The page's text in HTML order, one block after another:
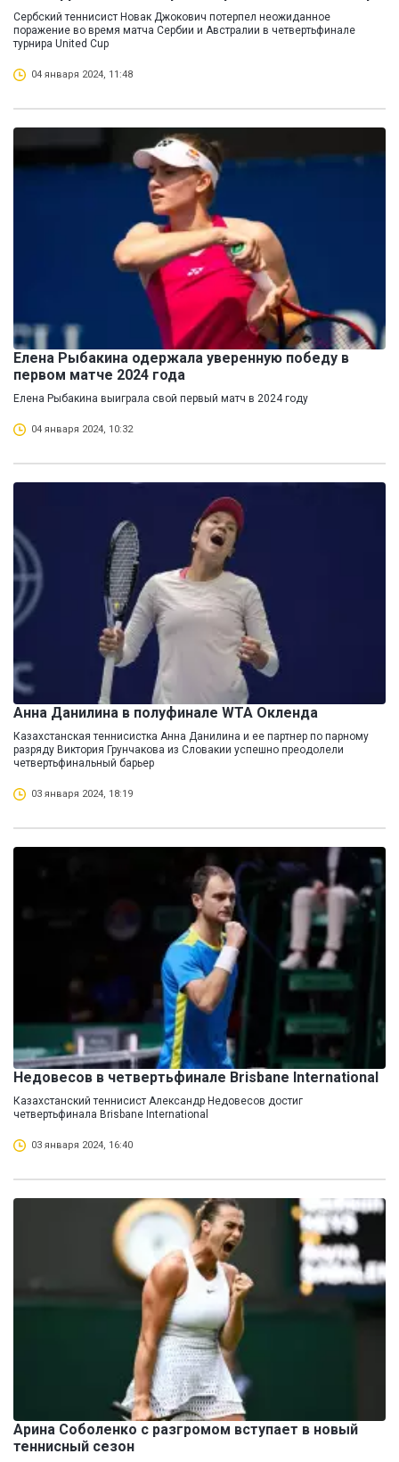
Сербский теннисист Новак Джокович потерпел неожиданное
поражение во время матча Сербии и Австралии в четвертьфинале
турнира United Cup
04 января 2024, 11:48
Елена Рыбакина одержала уверенную победу в
первом матче 2024 года
Елена Рыбакина выиграла свой первый матч в 2024 году
04 января 2024, 10:32
Анна Данилина в полуфинале WTA Окленда
Казахстанская теннисистка Анна Данилина и ее партнер по парному
разряду Виктория Грунчакова из Словакии успешно преодолели
четвертьфинальный барьер
03 января 2024, 18:19
Недовесов в четвертьфинале Brisbane International
Казахстанский теннисист Александр Недовесов достиг
четвертьфинала Brisbane International
03 января 2024, 16:40
Арина Соболенко с разгромом вступает в новый
теннисный сезон